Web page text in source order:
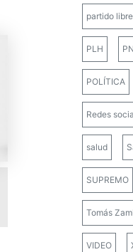
partido libre
PLH PN
POLÍTICA
Redes
salud
SUPREMO
Tomás
VIDEO